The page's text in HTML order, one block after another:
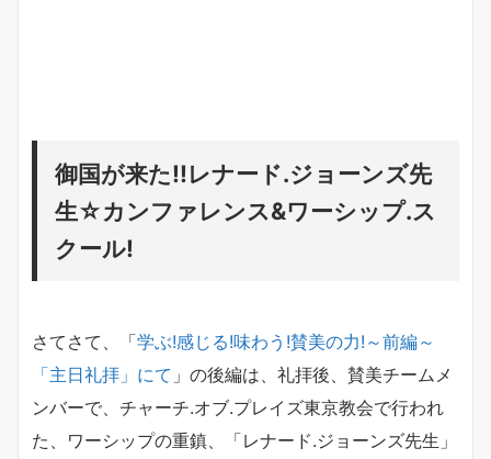
御国が来た!!レナード.ジョーンズ先
生☆カンファレンス&ワーシップ.ス
クール!
さてさて、「学ぶ!感じる!味わう !賛美の力! ～前編～
「主日礼拝」にて 」の後編は、礼拝後、賛美チームメ
ンバーで、チャーチ.オブ.プレイズ東京教会で行われ
た、ワーシップの重鎮、「レナード.ジョーンズ先生」